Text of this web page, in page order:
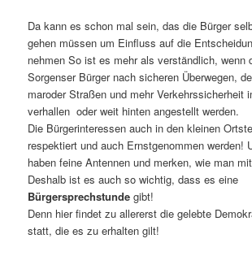
Da kann es schon mal sein, das die Bürger
gehen müssen um Einfluss auf die
nehmen So ist es mehr als verständlich, wenn
Sorgenser Bürger nach sicheren Überwegen,
maroder Straßen und mehr Verkehrssicherheit
verhallen oder weit hinten angestellt werden.
Die Bürgerinteressen auch in den kleinen
respektiert und auch Ernstgenommen werden!
haben feine Antennen und merken, wie man
Deshalb ist es auch so wichtig, dass es eine
Bürgersprechstunde gibt!
Denn hier findet zu allererst die gelebte
statt, die es zu erhalten gilt!